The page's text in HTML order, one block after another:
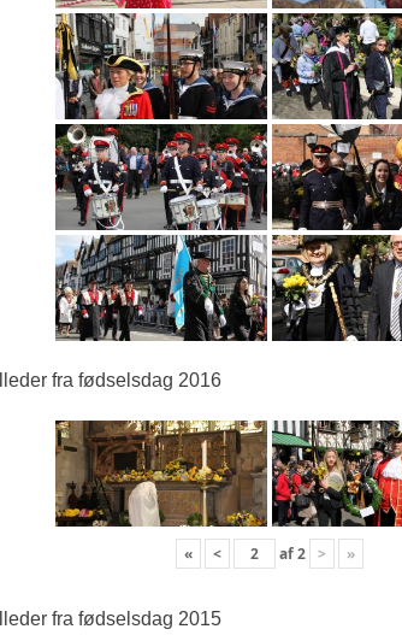
fra fødselsdag 2016
« < af2 > »
fra fødselsdag 2015